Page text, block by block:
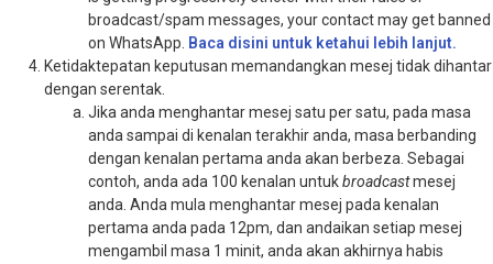
broadcast/spam messages, your contact may get banned
on WhatsApp. Baca disini untuk ketahui lebih lanjut.
Ketidaktepatan keputusan memandangkan mesej tidak dihantar
dengan serentak.
Jika anda menghantar mesej satu per satu, pada masa
anda sampai di kenalan terakhir anda, masa berbanding
dengan kenalan pertama anda akan berbeza. Sebagai
contoh, anda ada 100 kenalan untukbroadcastmesej
anda. Anda mula menghantar mesej pada kenalan
pertama anda pada 12pm, dan andaikan setiap mesej
mengambil masa 1 minit, anda akan akhirnya habis